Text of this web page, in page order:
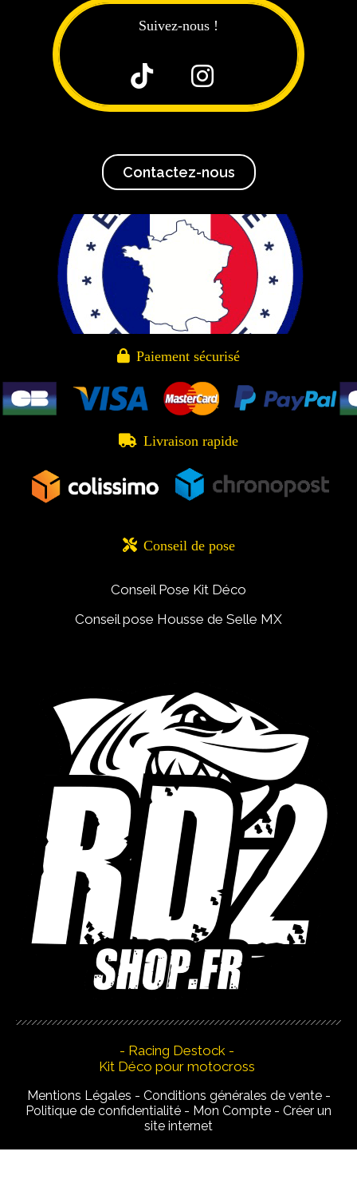
Suivez-nous !
 
Contactez-nous
 Paiement sécurisé
 Livraison rapide
 Conseil de pose
Conseil Pose Kit Déco
Conseil pose Housse de Selle MX
- Racing Destock -
Kit Déco pour motocross
Mentions Légales
Conditions générales de vente
Politique de confidentialité
Mon Compte
Créer un
site internet